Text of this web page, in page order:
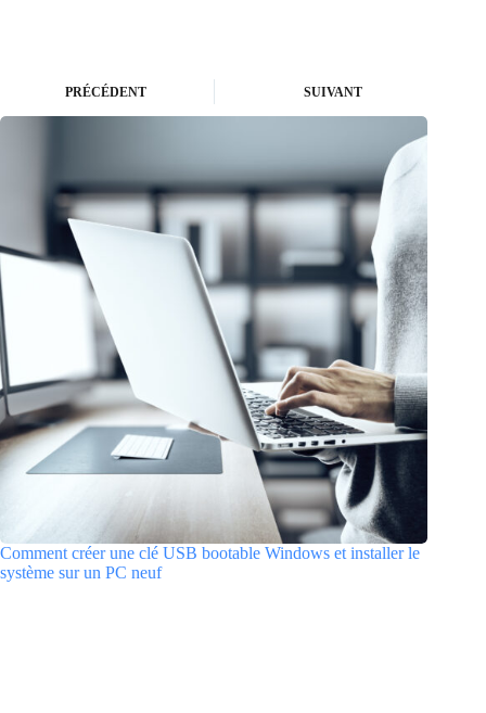
PRÉCÉDENT SUIVANT
Comment créer une clé USB bootable Windows et installer le
système sur un PC neuf